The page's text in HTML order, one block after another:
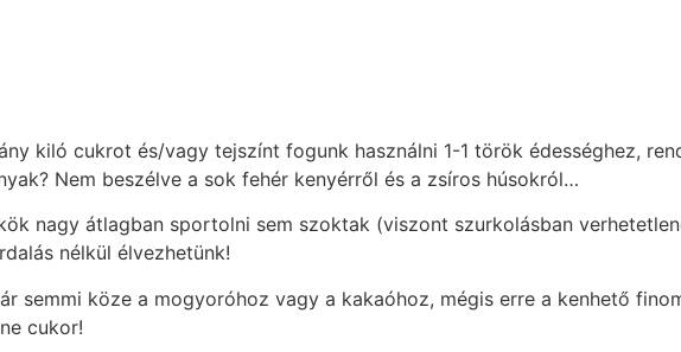
kiló cukrot és/vagy tejszínt fogunk használni 1-1 török édességhez,
Nem beszélve a sok fehér kenyérről és a zsíros húsokról…
nagy átlagban sportolni sem szoktak (viszont szurkolásban
nélkül élvezhetünk!
semmi köze a mogyoróhoz vagy a kakaóhoz, mégis erre a kenhető
cukor!